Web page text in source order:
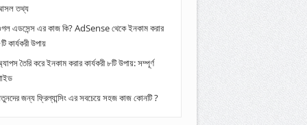
তথ্য
এডসেন্স এর কাজ কি? AdSense থেকে ইনকাম করার
কার্যকরী উপায়
তৈরি করে ইনকাম করার কার্যকরী ৮টি উপায়: সম্পূর্ণ
জন্য ফ্রিল্যান্সিং এর সবচেয়ে সহজ কাজ কোনটি ?